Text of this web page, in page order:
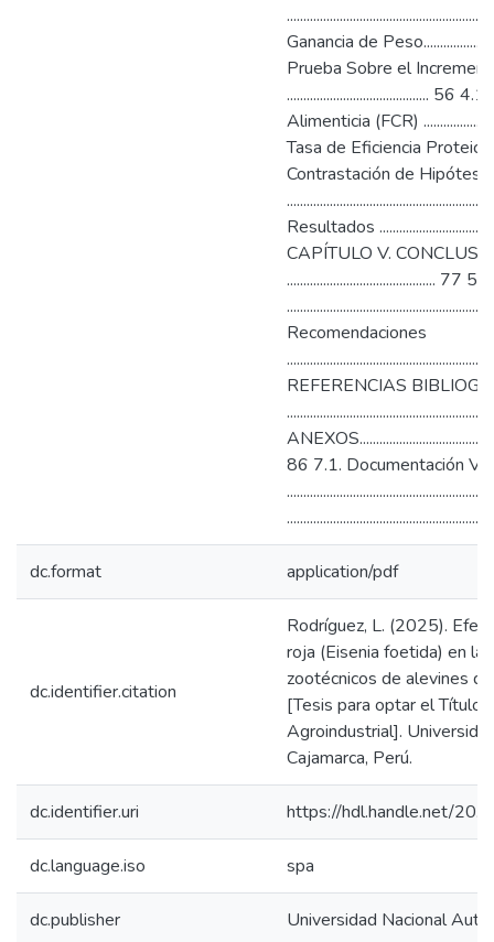
Ganancia de
Prueba Sobre el
...........................................
Alimenticia (FCR)
Tasa de Eficiencia Proteica
Contrastación de Hipótesis
Resultados
CAPÍTULO V.
............................................. 77
Recomendaciones
REFERENCIAS
86 7.1. Documentación
dc.format application/pdf
dc.identifier.citation
Rodríguez, L. (2025).
roja (Eisenia foetida) en
zootécnicos de alevines
[Tesis para optar el Título
Agroindustrial].
Cajamarca, Perú.
dc.identifier.uri https://hdl.handle.net/
dc.language.iso spa
dc.publisher Universidad Nacional